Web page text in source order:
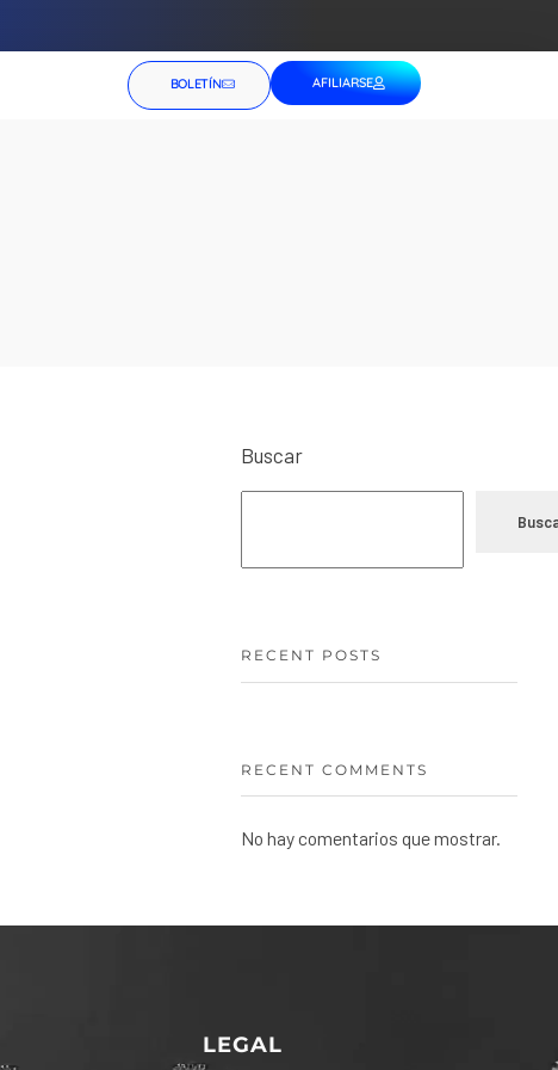
BOLETÍN AFILIARSE
Buscar
RECENT POSTS
RECENT COMMENTS
No hay comentarios que mostrar.
LEGAL